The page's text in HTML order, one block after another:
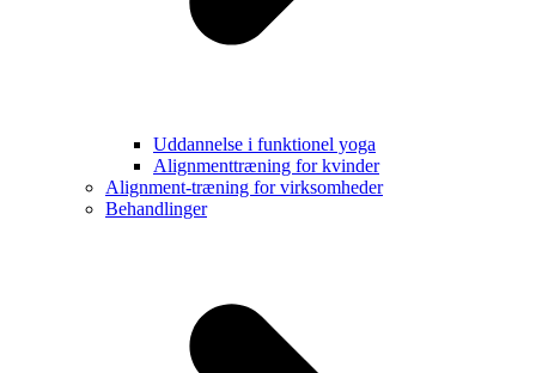
Uddannelse i funktionel yoga
Alignmenttræning for kvinder
Alignment-træning for virksomheder
Behandlinger